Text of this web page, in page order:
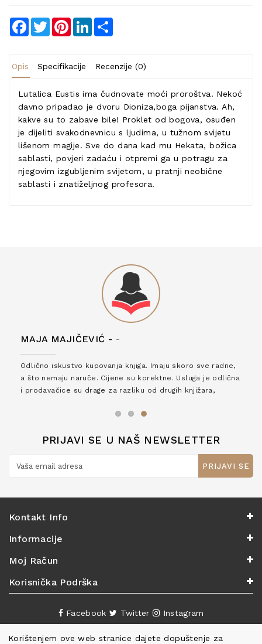
Facebook
TwitterPinterestLinkedIn
Opis Specifikacije Recenzije (0)
Lutalica Eustis ima čudnovate moći proroštva. Nekoć
davno pripadao je dvoru Dioniza,boga pijanstva. Ah,
kakve su to zabave bile! Proklet od bogova, osuđen
je dijeliti svakodnevnicu s ljudima, u tužnom svijetu
lišenom magije. Sve do dana kad mu Hekata, božica
sablasti, povjeri zadaću i otpremi ga u potragu za
njegovim izgubljenim svijetom, u pratnji neobične
sablasti i znatiželjnog profesora.
Korištenjem ove web stranice dajete dopuštenje za
MAJA MAJIČEVIĆ - -
Odlično iskustvo kupovanja knjiga. Imaju skoro sve radne,
a što nemaju naruče. Cijene su korektne. Usluga je odlična
i prodavačice su drage za razliku od drugih knjižara,
PRIJAVI SE U NAŠ NEWSLETTER
PRIJAVI SE
Kontakt Info
Informacije
Moj Račun
Korisnička Podrška
Facebook Twitter Instagram